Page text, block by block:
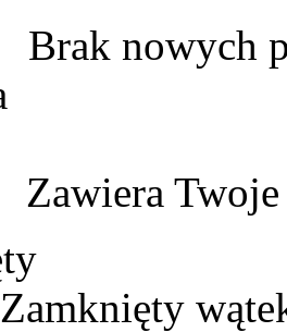
Brak nowych
Zawiera
Zamknięty